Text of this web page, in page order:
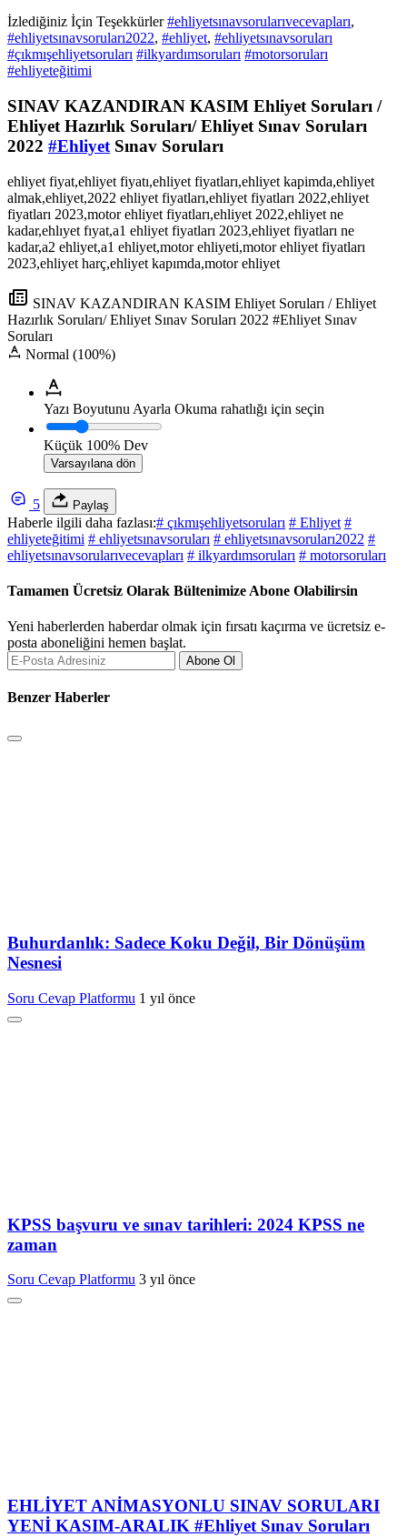
İzlediğiniz İçin Teşekkürler#ehliyetsınavsorularıvecevapları,
#ehliyetsınavsoruları2022, #ehliyet, #ehliyetsınavsoruları
#çıkmışehliyetsoruları #ilkyardımsoruları #motorsoruları
#ehliyeteğitimi
SINAV KAZANDIRAN KASIM Ehliyet Soruları /
Ehliyet Hazırlık Soruları/ Ehliyet Sınav Soruları
2022 #Ehliyet Sınav Soruları
ehliyet fiyat,ehliyet fiyatı,ehliyet fiyatları,ehliyet kapimda,ehliyet
almak,ehliyet,2022 ehliyet fiyatları,ehliyet fiyatları 2022,ehliyet
fiyatları 2023,motor ehliyet fiyatları,ehliyet 2022,ehliyet ne
kadar,ehlıyet fıyat,a1 ehliyet fiyatları 2023,ehliyet fiyatları ne
kadar,a2 ehliyet,a1 ehliyet,motor ehliyeti,motor ehliyet fiyatları
2023,ehliyet harç,ehliyet kapımda,motor ehliyet
SINAV KAZANDIRAN KASIM Ehliyet Soruları / Ehliyet
Hazırlık Soruları/ Ehliyet Sınav Soruları 2022 #Ehliyet Sınav
Soruları
Normal (100%)
Yazı Boyutunu Ayarla Okuma rahatlığı için seçin
Küçük 100% Dev
Varsayılana dön
5 Paylaş
Haberle ilgili daha fazlası:# çıkmışehliyetsoruları # Ehliyet #
ehliyeteğitimi # ehliyetsınavsoruları # ehliyetsınavsoruları2022 #
ehliyetsınavsorularıvecevapları # ilkyardımsoruları # motorsoruları
Tamamen Ücretsiz Olarak Bültenimize Abone Olabilirsin
Yeni haberlerden haberdar olmak için fırsatı kaçırma ve ücretsiz e-
posta aboneliğini hemen başlat.
Abone Ol
Benzer Haberler
Buhurdanlık: Sadece Koku Değil, Bir Dönüşüm
Nesnesi
Soru Cevap Platformu 1 yıl önce
KPSS başvuru ve sınav tarihleri: 2024 KPSS ne
zaman
Soru Cevap Platformu 3 yıl önce
EHLİYET ANİMASYONLU SINAV SORULARI
YENİ KASIM-ARALIK #Ehliyet Sınav Soruları